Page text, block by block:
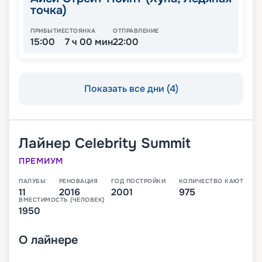
точка)
ПРИБЫТИЕ
15:00
СТОЯНКА
7 ч 00 мин
ОТПРАВЛЕНИЕ
22:00
Показать все дни (4)
Лайнер Celebrity Summit
ПРЕМИУМ
ПАЛУБЫ
11
РЕНОВАЦИЯ
2016
ГОД ПОСТРОЙКИ
2001
КОЛИЧЕСТВО КАЮТ
975
ВМЕСТИМОСТЬ (ЧЕЛОВЕК)
1950
О лайнере